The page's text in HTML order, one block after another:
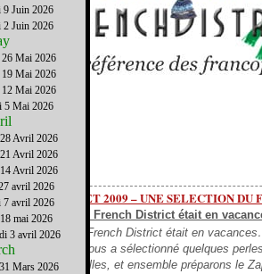
ZAPPING DU NET 2009 – UNE SELECTION DU
La rédaction du French District était en
La rédaction du French District était en
pardonner, elle vous a sélectionné quelques
avec vos trouvailles, et ensemble préparons le
9 Juin 2026
2 Juin 2026
Mai 2026
Mai 2026
Mai 2026
5 Mai 2026
Avril 2026
Avril 2026
Avril 2026
avril 2026
7 avril 2026
mai 2026
3 avril 2026
Mars 2026